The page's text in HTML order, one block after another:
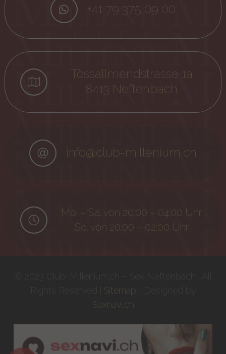
+41 79 375 09 00
Tössallmendstrasse 1a
8413 Neftenbach
info@club-millenium.ch
Mo. – Sa. von 20:00 – 04:00 Uhr
So. von 20:00 – 02:00 Uhr
Sitemap
Sexnavi.ch